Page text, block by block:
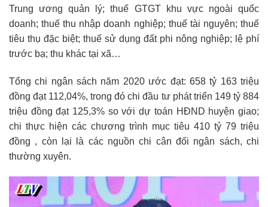
Trung ương quản lý; thuế GTGT khu vực ngoài quốc
doanh; thuế thu nhập doanh nghiệp; thuế tài nguyên; thuế
tiêu thụ đặc biệt; thuế sử dụng đất phi nông nghiệp; lệ phí
trước bạ; thu khác tại xã…
Tổng chi ngân sách năm 2020 ước đạt: 658 tỷ 163 triệu
đồng đạt 112,04%, trong đó chi đầu tư phát triển 149 tỷ 884
triệu đồng đạt 125,3% so với dự toán HĐND huyện giao;
chi thực hiện các chương trình mục tiêu 410 tỷ 79 triệu
đồng , còn lại là các nguồn chi cân đối ngân sách, chi
thường xuyên.